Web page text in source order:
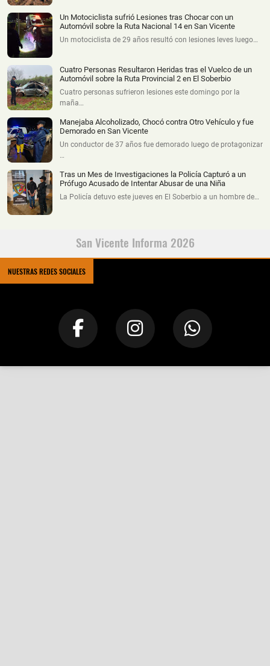
Un Motociclista sufrió Lesiones tras Chocar con un
Automóvil sobre la Ruta Nacional 14 en San Vicente
Un motociclista de 29 años resultó con lesiones leves luego…
Cuatro Personas Resultaron Heridas tras el Vuelco de un
Automóvil sobre la Ruta Provincial 2 en El Soberbio
Cuatro personas sufrieron lesiones este domingo por la
maña…
Manejaba Alcoholizado, Chocó contra Otro Vehículo y fue
Demorado en San Vicente
Un conductor de 37 años fue demorado luego de protagonizar
…
Tras un Mes de Investigaciones la Policía Capturó a un
Prófugo Acusado de Intentar Abusar de una Niña
La Policía detuvo este jueves en El Soberbio a un hombre de…
San Vicente Informa 2026
NUESTRAS REDES SOCIALES